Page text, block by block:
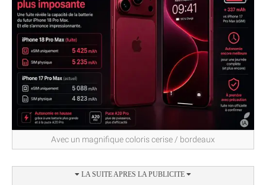
Avec un magnifique coloris cerise / bordeaux